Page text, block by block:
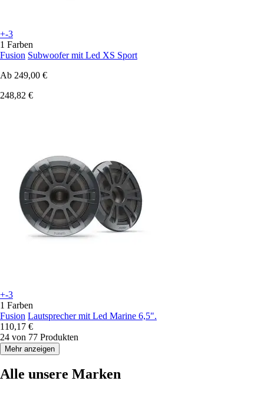
+-3
1 Farben
Fusion Subwoofer mit Led XS Sport
Ab 249,00 €
248,82 €
+-3
1 Farben
Fusion Lautsprecher mit Led Marine 6,5".
110,17 €
24 von 77 Produkten
Mehr anzeigen
Alle unsere Marken